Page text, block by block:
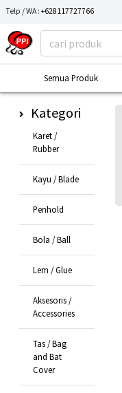
Telp / WA : +628117727766
Semua Produk
Kategori
Karet /
Rubber
Kayu / Blade
Penhold
Bola / Ball
Lem / Glue
Aksesoris /
Accessories
Tas / Bag
and Bat
Cover